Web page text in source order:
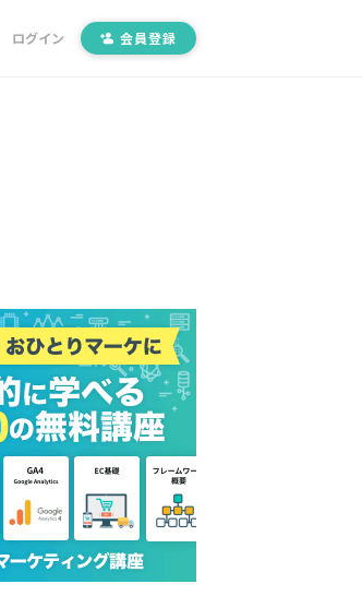
ログイン 会員登録